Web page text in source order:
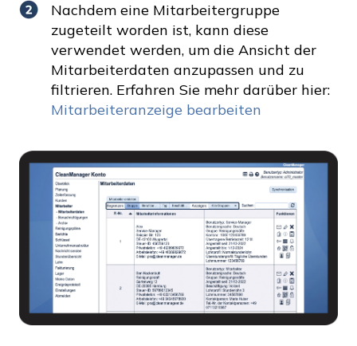
Nachdem eine Mitarbeitergruppe
zugeteilt worden ist, kann diese
verwendet werden, um die Ansicht der
Mitarbeiterdaten anzupassen und zu
filtrieren. Erfahren Sie mehr darüber hier:
Mitarbeiteranzeige bearbeiten